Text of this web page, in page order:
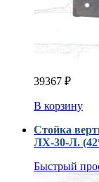
39367 ₽
В корзину
Стойка
ЛХ-30-Л.
Быстрый